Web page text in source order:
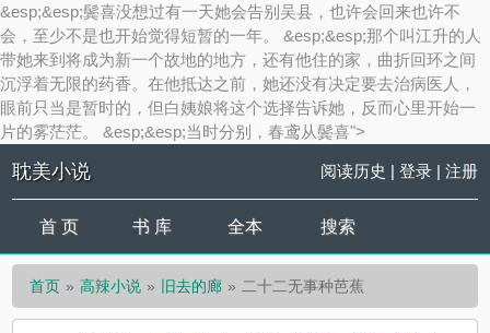
&esp;&esp;鬓喜没想过有一天她会告别吴县，也许会回来也许不
会，至少不是也开始觉得短暂的一年。 &esp;&esp;那个叫江升的人
带她来到将成为新一个故地的地方，还有他住的家，曲折回环之间
沉浮着无限的药香。在他抵达之前，她还没有决定要去治病医人，
眼前只当是暂时的，但白姨娘将这个选择告诉她，反而心里开始一
片的雾茫茫。 &esp;&esp;当时分别，春鸢从鬓喜">
耽美小说 阅读历史 | 登录| 注册
首 页 书 库 全本 搜索
首页 高辣小说 旧去的廊 二十二无事种芭蕉